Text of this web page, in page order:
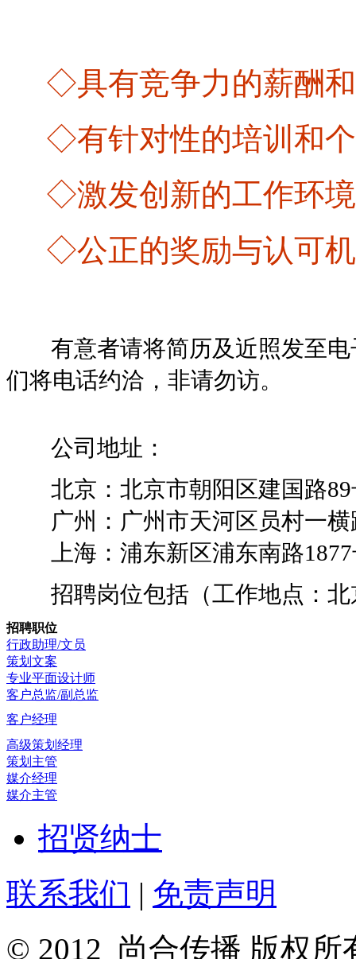
◇具有竞争力的薪酬
◇有针对性的培训和个
◇激发创新的工作环境
◇公正的奖励与认可
有意者请将简历及近照发至电
们将电话约洽，非请勿访。
公司地址：
北京：北京市朝阳区建国路89
广州：广州市天河区员村一横
上海：浦东新区浦东南路1877
招聘岗位包括（工作地点：北
招聘职位
行政助理/文员
策划文案
专业平面设计师
客户总监/副总监
客户经理
高级策划经理
策划主管
媒介经理
媒介主管
招贤纳士
联系我们 | 免责声明
© 2012 尚合传播 版权所